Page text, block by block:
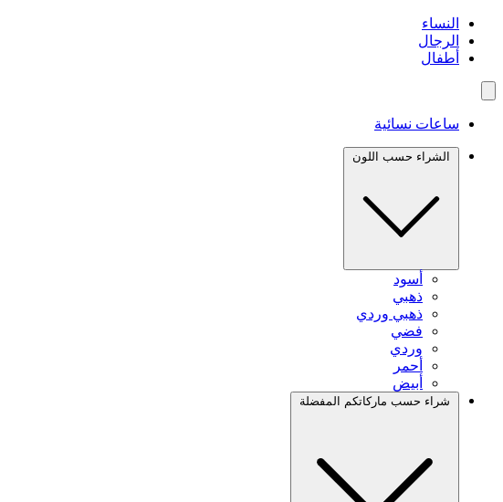
النساء
الرجال
أطفال
ساعات نسائية
الشراء حسب اللون
أسود
ذهبي
ذهبي وردي
فضي
وردي
أحمر
أبيض
شراء حسب ماركاتكم المفضلة